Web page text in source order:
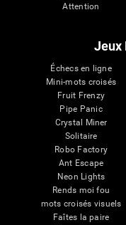
Attention
Jeux
Échecs en ligne
Mini-mots croisés
Fruit Frenzy
Pipe Panic
Crystal Miner
Solitaire
Robo Factory
Ant Escape
Neon Lights
Rends moi fou
mots croisés visuels
Faîtes la paire